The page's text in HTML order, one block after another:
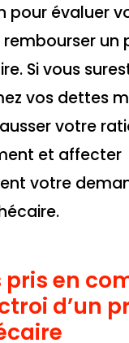
pour évaluer
un
Si vous
vos dettes
votre
et affecter
votre
pris en
d’un